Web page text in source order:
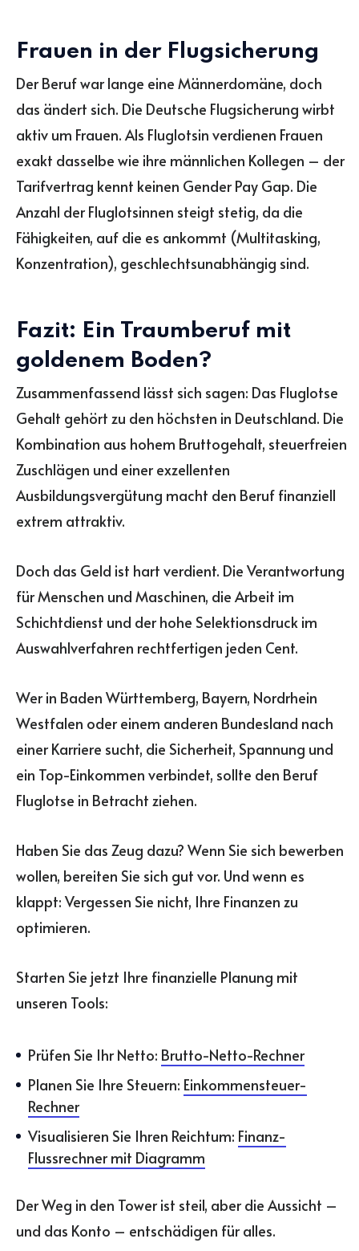
Frauen in der Flugsicherung
Der Beruf war lange eine Männerdomäne, doch
das ändert sich. Die Deutsche Flugsicherung wirbt
aktiv um Frauen. Als Fluglotsin verdienen Frauen
exakt dasselbe wie ihre männlichen Kollegen – der
Tarifvertrag kennt keinen Gender Pay Gap. Die
Anzahl der Fluglotsinnen steigt stetig, da die
Fähigkeiten, auf die es ankommt (Multitasking,
Konzentration), geschlechtsunabhängig sind.
Fazit: Ein Traumberuf mit
goldenem Boden?
Zusammenfassend lässt sich sagen: Das Fluglotse
Gehalt gehört zu den höchsten in Deutschland. Die
Kombination aus hohem Bruttogehalt, steuerfreien
Zuschlägen und einer exzellenten
Ausbildungsvergütung macht den Beruf finanziell
extrem attraktiv.
Doch das Geld ist hart verdient. Die Verantwortung
für Menschen und Maschinen, die Arbeit im
Schichtdienst und der hohe Selektionsdruck im
Auswahlverfahren rechtfertigen jeden Cent.
Wer in Baden Württemberg, Bayern, Nordrhein
Westfalen oder einem anderen Bundesland nach
einer Karriere sucht, die Sicherheit, Spannung und
ein Top-Einkommen verbindet, sollte den Beruf
Fluglotse in Betracht ziehen.
Haben Sie das Zeug dazu? Wenn Sie sich bewerben
wollen, bereiten Sie sich gut vor. Und wenn es
klappt: Vergessen Sie nicht, Ihre Finanzen zu
optimieren.
Starten Sie jetzt Ihre finanzielle Planung mit
unseren Tools:
Prüfen Sie Ihr Netto: Brutto-Netto-Rechner
Planen Sie Ihre Steuern: Einkommensteuer-
Rechner
Visualisieren Sie Ihren Reichtum: Finanz-
Flussrechner mit Diagramm
Der Weg in den Tower ist steil, aber die Aussicht –
und das Konto – entschädigen für alles.